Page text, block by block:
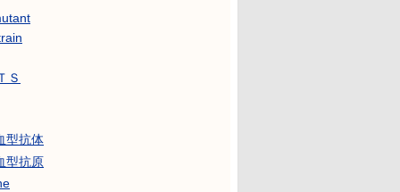
Ｓ
型抗体
型抗原